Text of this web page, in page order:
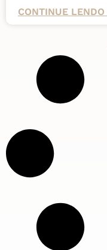
CONTINUE LENDO